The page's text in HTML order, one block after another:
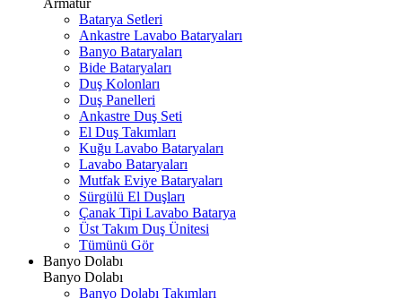
Armatür
Batarya Setleri
Ankastre Lavabo Bataryaları
Banyo Bataryaları
Bide Bataryaları
Duş Kolonları
Duş Panelleri
Ankastre Duş Seti
El Duş Takımları
Kuğu Lavabo Bataryaları
Lavabo Bataryaları
Mutfak Eviye Bataryaları
Sürgülü El Duşları
Çanak Tipi Lavabo Batarya
Üst Takım Duş Ünitesi
Tümünü Gör
Banyo Dolabı
Banyo Dolabı
Banyo Dolabı Takımları